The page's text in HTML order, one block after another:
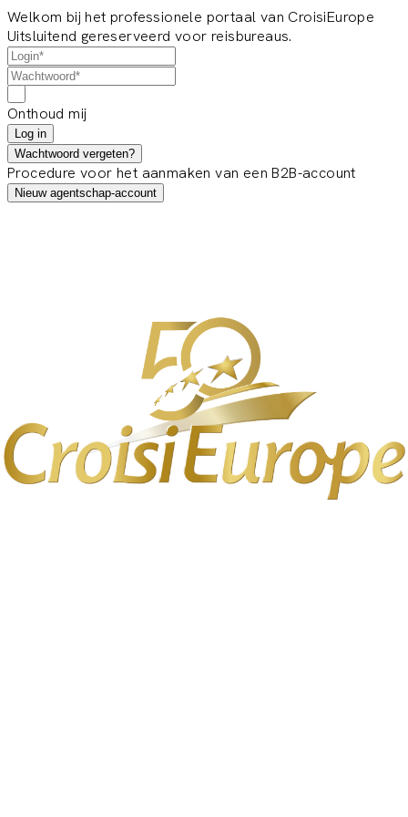
Welkom bij het professionele portaal van CroisiEurope
Uitsluitend gereserveerd voor reisbureaus.
Onthoud mij
Log in
Wachtwoord vergeten?
Procedure voor het aanmaken van een B2B-account
Nieuw agentschap-account